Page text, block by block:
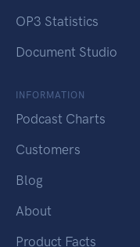
OP3 Statistics
Document Studio
INFORMATION
Podcast Charts
Customers
Blog
About
Product Facts